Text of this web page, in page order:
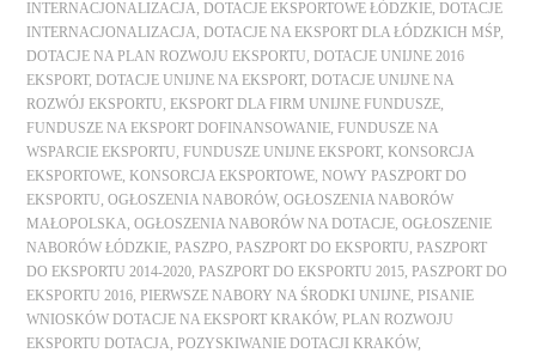
INTERNACJONALIZACJA ,DOTACJE EKSPORTOWE ŁÓDZKIE ,DOTACJE
INTERNACJONALIZACJA ,DOTACJE NA EKSPORT DLA ŁÓDZKICH MŚP
DOTACJE NA PLAN ROZWOJU EKSPORTU ,DOTACJE UNIJNE 2016
EKSPORT,DOTACJE UNIJNE NA EKSPORT,DOTACJE UNIJNE NA
ROZWÓJ EKSPORTU ,EKSPORT DLA FIRM UNIJNE FUNDUSZE
FUNDUSZE NA EKSPORT DOFINANSOWANIE ,FUNDUSZE NA
WSPARCIE EKSPORTU ,FUNDUSZE UNIJNE EKSPORT,KONSORCJA
EKSPORTOWE ,KONSORCJA EKSPORTOWE ,NOWY PASZPORT DO
EKSPORTU ,OGŁOSZENIA NABORÓW,OGŁOSZENIA NABORÓW
MAŁOPOLSKA ,OGŁOSZENIA NABORÓW NA DOTACJE ,OGŁOSZENIE
NABORÓW ŁÓDZKIE ,PASZPO ,PASZPORT DO EKSPORTU ,PASZPORT
DO EKSPORTU 2014-2020 ,PASZPORT DO EKSPORTU 2015 ,PASZPORT DO
EKSPORTU 2016 ,PIERWSZE NABORY NA ŚRODKI UNIJNE ,PISANIE
WNIOSKÓW DOTACJE NA EKSPORT KRAKÓW,PLAN ROZWOJU
EKSPORTU DOTACJA ,POZYSKIWANIE DOTACJI KRAKÓW,